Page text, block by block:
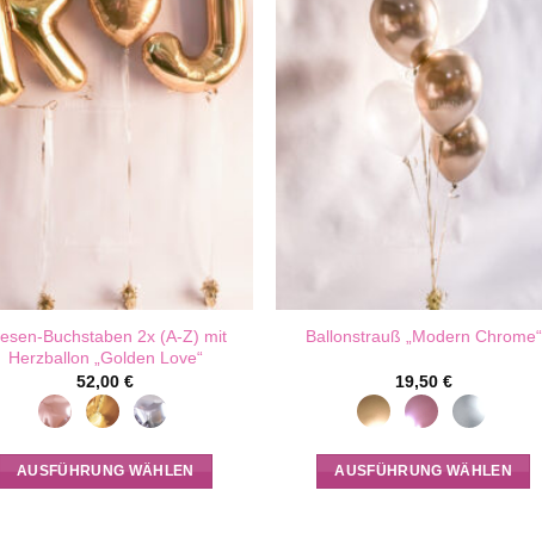
Buchstaben 2x (A-Z) mit
Herzballon „Golden Love“
52,00€
AUSFÜHRUNG WÄHLEN
Ballonstrauß „Modern Chrome“
19,50 €
AUSFÜHRUNG WÄHLEN